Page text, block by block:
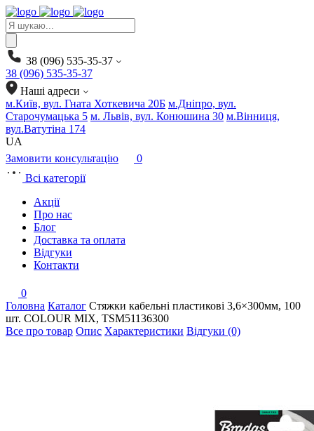
Products
search
38 (096) 535-35-37
38 (096) 535-35-37
Наші адреси
м.Київ, вул. Гната Хоткевича 20Б м.Дніпро, вул.
Старочумацька 5 м. Львів, вул. Конюшина 30 м.Вінниця,
вул.Ватутіна 174
UA
Замовити консультацію
0
Всі категорії
Акції
Про нас
Блог
Доставка та оплата
Відгуки
Контакти
0
Головна Каталог Стяжки кабельні пластикові 3,6×300мм, 100
шт. COLOUR MIX, TSM51136300
Все про товар Опис Характеристики Відгуки (0)